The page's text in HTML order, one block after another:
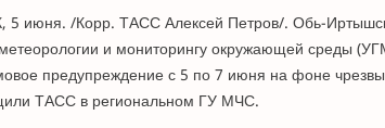
июня. /Корр. ТАСС Алексей Петров/. Обь-
и мониторингу окружающей среды
предупреждение с 5 по 7 июня на фоне
ТАСС в региональном ГУ МЧС.